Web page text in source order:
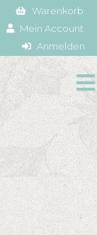
Warenkorb
Mein Account
Anmelden